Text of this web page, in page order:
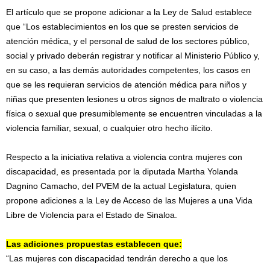
El artículo que se propone adicionar a la Ley de Salud establece
que “Los establecimientos en los que se presten servicios de
atención médica, y el personal de salud de los sectores público,
social y privado deberán registrar y notificar al Ministerio Público y,
en su caso, a las demás autoridades competentes, los casos en
que se les requieran servicios de atención médica para niños y
niñas que presenten lesiones u otros signos de maltrato o violencia
física o sexual que presumiblemente se encuentren vinculadas a la
violencia familiar, sexual, o cualquier otro hecho ilícito.
Respecto a la iniciativa relativa a violencia contra mujeres con
discapacidad, es presentada por la diputada Martha Yolanda
Dagnino Camacho, del PVEM de la actual Legislatura, quien
propone adiciones a la Ley de Acceso de las Mujeres a una Vida
Libre de Violencia para el Estado de Sinaloa.
Las adiciones propuestas establecen que:
“Las mujeres con discapacidad tendrán derecho a que los